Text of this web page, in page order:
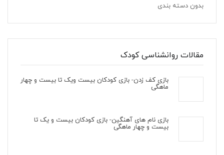
بدون دسته بندی
مقالات روانشناسی کودک
بازی کف زدن- بازی کودکان بیست ویک تا بیست و چهار
ماهگی
بازی نام های آهنگین- بازی کودکان بیست و یک تا
بیست و چهار ماهگی